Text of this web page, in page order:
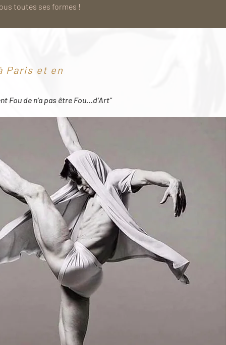
toutes ses formes !
Paris et en
Fou de n’a pas être Fou…d’Art"